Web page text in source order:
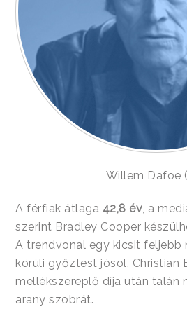
Willem Dafoe
A férfiak átlaga 42,8 év, a
szerint Bradley Cooper
A trendvonal egy kicsit feljebb
körüli győztest jósol. Christian
mellékszereplő díja után talán
arany szobrát.